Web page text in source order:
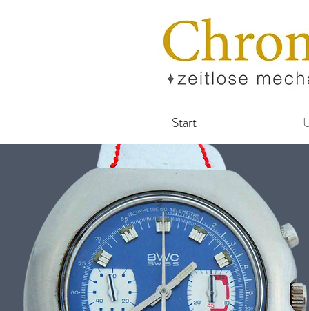
Start